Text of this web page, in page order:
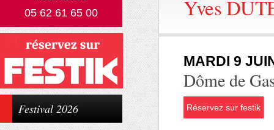
05 62 61 65 00
Festival 2026
Yves
MARDI 9
Dôme de
Réservez sur festik